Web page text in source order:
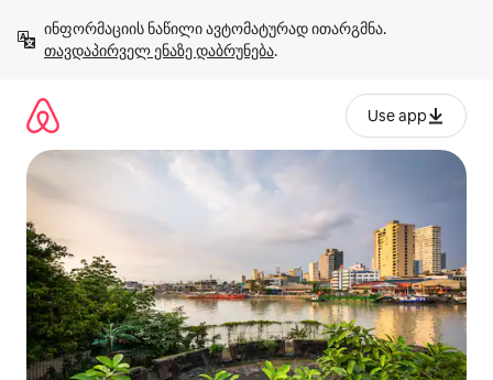
გადასვლა
თავდაპირველ ენაზე დაბრუნება.
Use app